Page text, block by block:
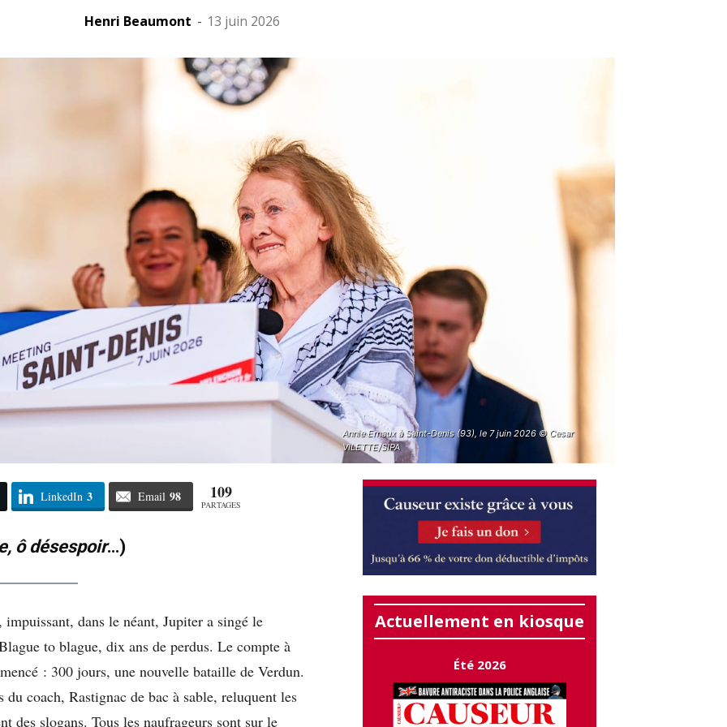
Henri Beaumont - 13 juin 2026
Annie Ernaux à Saint-Denis (93), le 7 juin 2026 © Cesar
VILETTE/SIPA
LinkedIn 3 Email 98 109
PARTAGES
ô désespoir…)
dans le néant, Jupiter a singé le
to blague, dix ans de perdus. Le compte à
: 300 jours, une nouvelle bataille de Verdun.
coach, Rastignac de bac à sable, reluquent les
des slogans. Tous les naufrageurs sont sur le
Actuellement en kiosque
Été 2026